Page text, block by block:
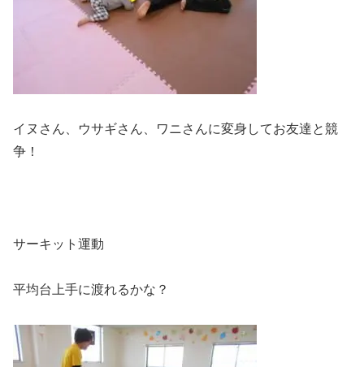
イヌさん、ウサギさん、ワニさんに変身してお友達と競
争！
サーキット運動
平均台上手に渡れるかな？